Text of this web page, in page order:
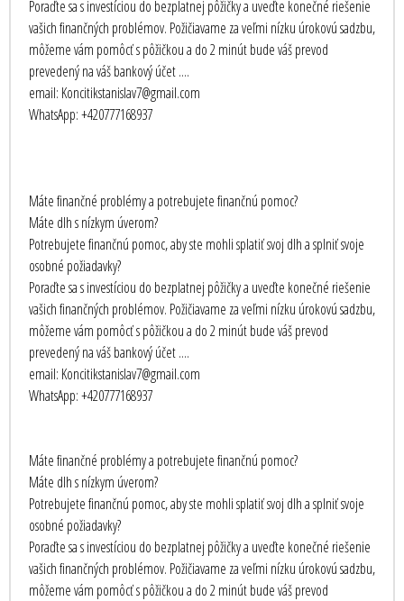
Poraďte sa s investíciou do bezplatnej pôžičky a uveďte konečné riešenie
vašich finančných problémov. Požičiavame za veľmi nízku úrokovú sadzbu,
môžeme vám pomôcť s pôžičkou a do 2 minút bude váš prevod
prevedený na váš bankový účet ....
email: Koncitikstanislav7@gmail.com
WhatsApp: +420777168937
Máte finančné problémy a potrebujete finančnú pomoc?
Máte dlh s nízkym úverom?
Potrebujete finančnú pomoc, aby ste mohli splatiť svoj dlh a splniť svoje
osobné požiadavky?
Poraďte sa s investíciou do bezplatnej pôžičky a uveďte konečné riešenie
vašich finančných problémov. Požičiavame za veľmi nízku úrokovú sadzbu,
môžeme vám pomôcť s pôžičkou a do 2 minút bude váš prevod
prevedený na váš bankový účet ....
email: Koncitikstanislav7@gmail.com
WhatsApp: +420777168937
Máte finančné problémy a potrebujete finančnú pomoc?
Máte dlh s nízkym úverom?
Potrebujete finančnú pomoc, aby ste mohli splatiť svoj dlh a splniť svoje
osobné požiadavky?
Poraďte sa s investíciou do bezplatnej pôžičky a uveďte konečné riešenie
vašich finančných problémov. Požičiavame za veľmi nízku úrokovú sadzbu,
môžeme vám pomôcť s pôžičkou a do 2 minút bude váš prevod